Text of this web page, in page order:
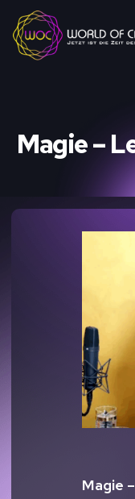
Magie –
Magie